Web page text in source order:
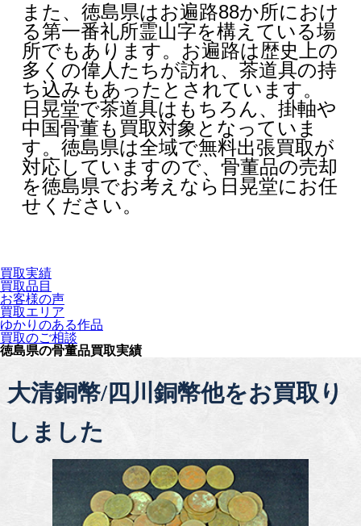
また、徳島県はお遍路88か所におけ
る第一番礼所霊山字を構えている場
所でもあります。お遍路は歴史上の
多くの偉人たちが訪れ、茶道具の持
ち込みもあったとされています。
日晃堂で茶道具はもちろん、掛軸や
中国骨董も買取対象となっていま
す。徳島県は全域で無料出張買取が
対応していますので、骨董品の売却
を徳島県でお考えなら日晃堂にお任
せください。
買取実績
買取品目
お客様の声
買取エリア
ゆかりのある作品
買取のご相談
徳島県の骨董品買取実績
大清銅幣/四川銅幣他をお買取り
しました